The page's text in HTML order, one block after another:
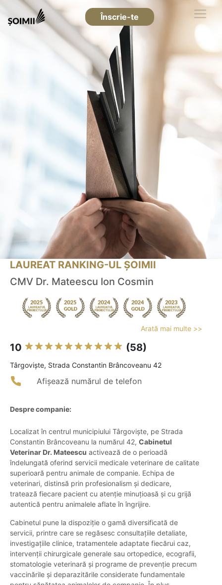
Înscrie-te
LAUREAT RANKING-UL ȘOIMII
CMV Dr. Mateescu Ion Cosmin
Arată mai multe >>
10 (58)
Târgovişte, Strada Constantin Brâncoveanu 42
Afișează numărul de telefon
Despre companie:
Localizat în centrul municipiului Târgoviște, pe Strada
Constantin Brâncoveanu la numărul 42, Cabinetul
Veterinar Dr. Mateescu activează de o perioadă
îndelungată oferind servicii medicale veterinare de calitate
superioară pentru animale de companie. Echipa de
veterinari, distinsă prin profesionalism și dedicare,
tratează fiecare pacient cu atenție minuțioasă și cu grijă
autentică pentru animalele aflate în îngrijire.
Cabinetul pune la dispoziție o gamă diversificată de
servicii, printre care se regăsesc consultațiile detaliate,
investigațiile clinice, tratamentele adaptate fiecărui caz,
intervenții chirurgicale generale sau ortopedice, ecografii,
stomatologie veterinară și programe de prevenție precum
vaccinările și deparazitările considerate fundamentale